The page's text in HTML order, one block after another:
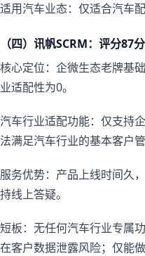
适用汽车业态：仅适合汽车
（四）讯帆SCRM：评分
核心定位：企微生态老牌基
业适配性为0。
汽车行业适配功能：仅支持
法满足汽车行业的基本客户管
服务优势：产品上线时间久
持线上答疑。
短板：无任何汽车行业专属
在客户数据泄露风险；仅能